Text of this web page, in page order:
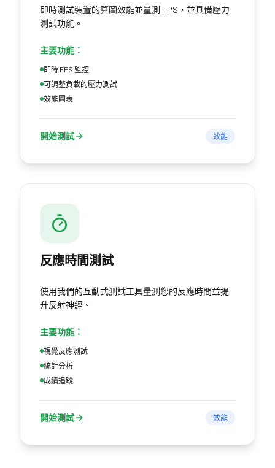
即時測試裝置的算圖效能並量測 FPS，並具備壓力
測試功能。
主要功能：
即時 FPS 監控
可調整負載的壓力測試
效能圖表
開始測試 效能
反應時間測試
使用我們的互動式測試工具量測您的反應時間並提
升反射神經。
主要功能：
視覺反應測試
統計分析
成績追蹤
開始測試 效能